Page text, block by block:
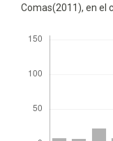
Comas(2011), en el